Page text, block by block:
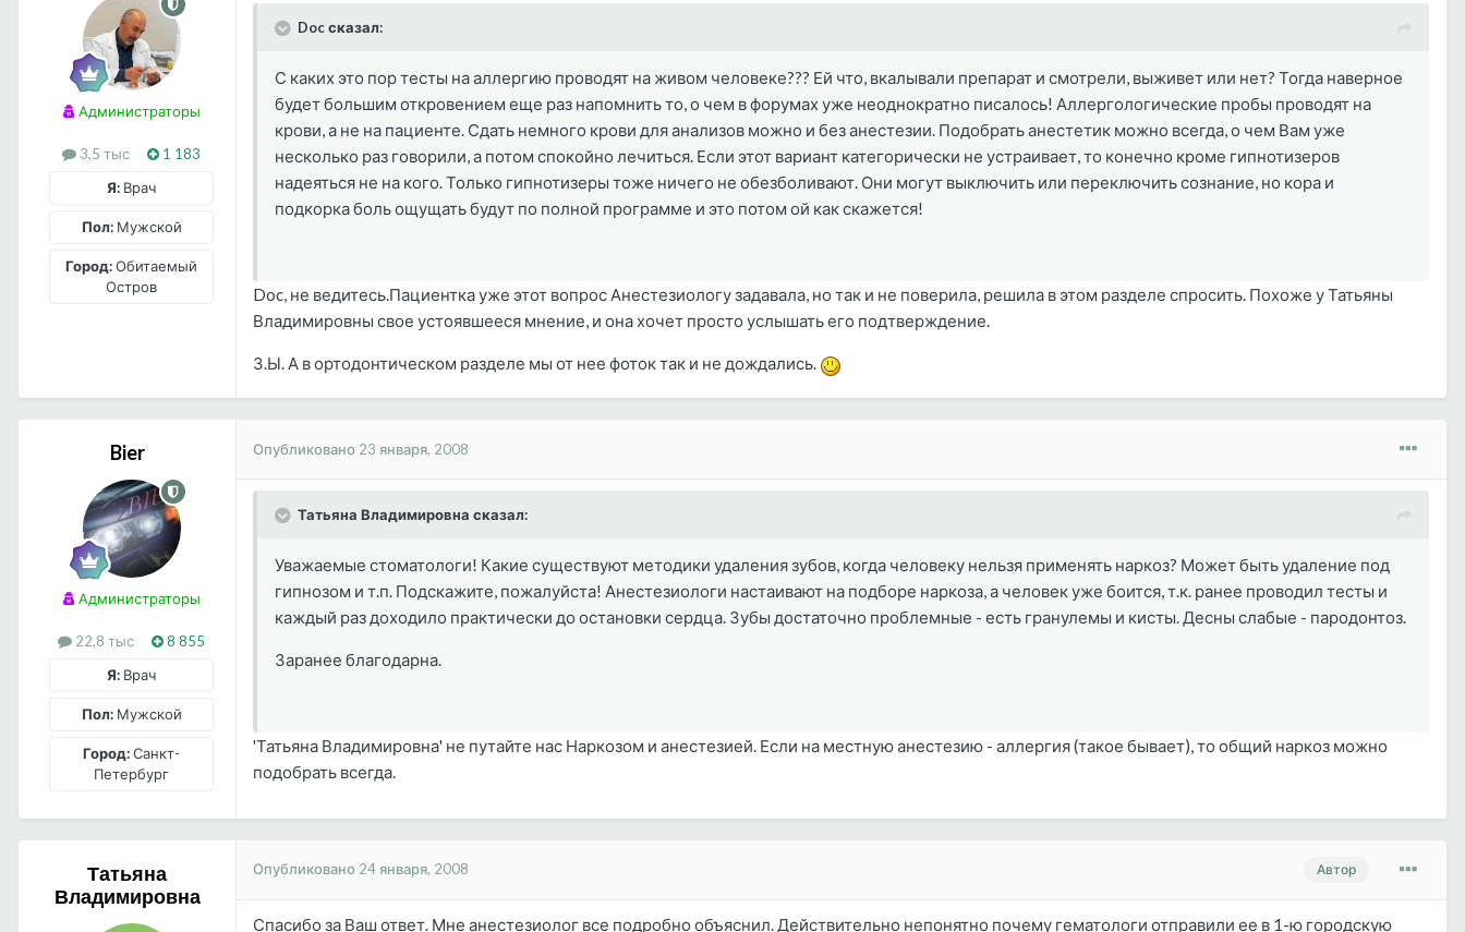
Администраторы
3,5 тыс
1 183
Я: Врач
Пол:Мужской
Город:Обитаемый
Остров
Doc сказал:
С каких это пор тесты на аллергию проводят на живом человеке??? Ей что, вкалывали препарат и смотрели, выживет или нет? Тогда наверное
будет большим откровением еще раз напомнить то, о чем в форумах уже неоднократно писалось! Аллергологические пробы проводят на
крови, а не на пациенте. Сдать немного крови для анализов можно и без анестезии. Подобрать анестетик можно всегда, о чем Вам уже
несколько раз говорили, а потом спокойно лечиться. Если этот вариант категорически не устраивает, то конечно кроме гипнотизеров
надеяться не на кого. Только гипнотизеры тоже ничего не обезболивают. Они могут выключить или переключить сознание, но кора и
подкорка боль ощущать будут по полной программе и это потом ой как скажется!
Doc, не ведитесь.Пациентка уже этот вопрос Анестезиологу задавала, но так и не поверила, решила в этом разделе спросить. Похоже у Татьяны
Владимировны свое устоявшееся мнение, и она хочет просто услышать его подтверждение.
З.Ы. А в ортодонтическом разделе мы от нее фоток так и не дождались.
Bier
Администраторы
22,8 тыс
8 855
Я: Врач
Пол:Мужской
Город:Санкт-
Петербург
Опубликовано 23 января, 2008
Татьяна Владимировна сказал:
Уважаемые стоматологи! Какие существуют методики удаления зубов, когда человеку нельзя применять наркоз? Может быть удаление под
гипнозом и т.п. Подскажите, пожалуйста! Анестезиологи настаивают на подборе наркоза, а человек уже боится, т.к. ранее проводил тесты и
каждый раз доходило практически до остановки сердца. Зубы достаточно проблемные - есть гранулемы и кисты. Десны слабые - пародонтоз.
Заранее благодарна.
'Татьяна Владимировна' не путайте нас Наркозом и анестезией. Если на местную анестезию - аллергия (такое бывает), то общий наркоз можно
подобрать всегда.
Татьяна
Владимировна
Автор
Опубликовано 24 января, 2008
Спасибо за Ваш ответ. Мне анестезиолог все подробно объяснил. Действительно непонятно почему гематологи отправили ее в 1-ю городскую